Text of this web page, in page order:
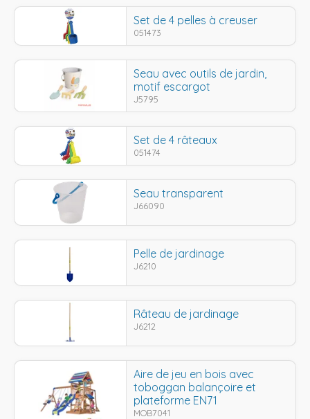
Set de 4 pelles à creuser
051473
Seau avec outils de jardin,
motif escargot
J5795
Set de 4 râteaux
051474
Seau transparent
J66090
Pelle de jardinage
J6210
Râteau de jardinage
J6212
Aire de jeu en bois avec
toboggan balançoire et
plateforme EN71
MOB7041